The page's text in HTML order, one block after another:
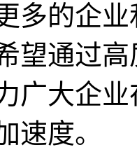
多的企
望通过
广大企
速度。